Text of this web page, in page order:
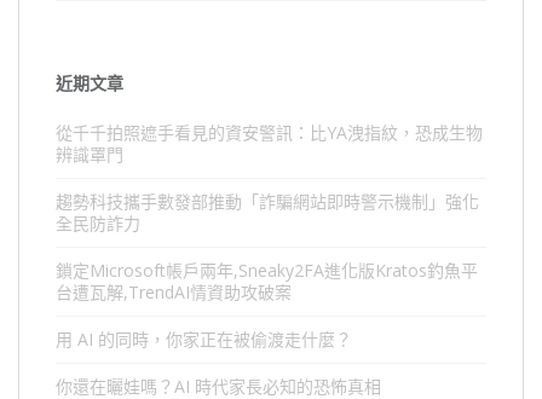
近期文章
從千千拍照遮手看見的資安警訊：比YA洩指紋，恐成生物
辨識罩門
趨勢科技攜手數發部推動「詐騙網站即時警示機制」強化
全民防詐力
鎖定Microsoft帳戶兩年,Sneaky2FA進化版Kratos釣魚平
台遭瓦解,TrendAI情資助攻破案
用 AI 的同時，你家正在被偷渡走什麼？
你還在曬娃嗎？AI 時代家長必知的恐怖真相